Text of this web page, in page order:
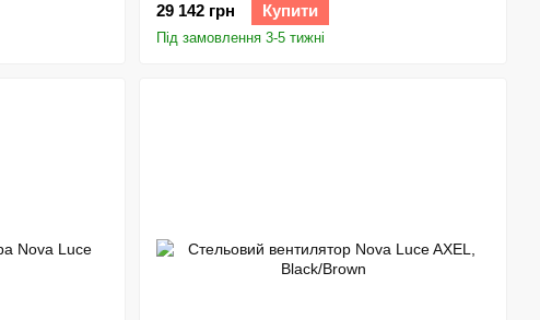
29 142 грн Купити
Під замовлення 3-5 тижні